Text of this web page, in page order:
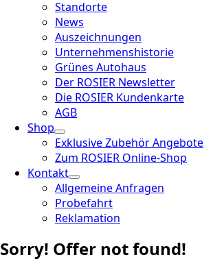
Standorte
News
Auszeichnungen
Unternehmenshistorie
Grünes Autohaus
Der ROSIER Newsletter
Die ROSIER Kundenkarte
AGB
Shop
Exklusive Zubehör Angebote
Zum ROSIER Online-Shop
Kontakt
Allgemeine Anfragen
Probefahrt
Reklamation
Sorry! Offer not found!